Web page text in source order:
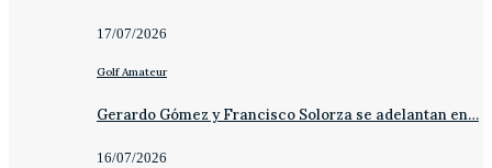
17/07/2026
Golf Amateur
Gerardo Gómez y Francisco Solorza se adelantan en…
16/07/2026